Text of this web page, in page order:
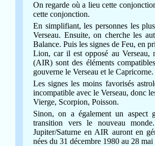
On regarde où a lieu cette
cette conjonction.
En simplifiant, les personnes les
Verseau. Ensuite, on cherche les
Balance.Puis les signes de Feu, en
Lion, car il est opposé au
(AIR) sont des éléments
gouverne le Verseau et le Capricorne.
Les signes les moins favorisés
incompatible avec le Verseau, donc
Vierge, Scorpion, Poisson.
Sinon, on a également un aspect
transition vers le nouveau
Jupiter/Saturne en AIR auront en
nées du 31 décembre 1980 au 28 mai